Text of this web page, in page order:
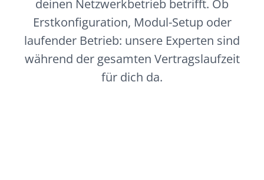
Was in der
Professional Edition
enthalten ist